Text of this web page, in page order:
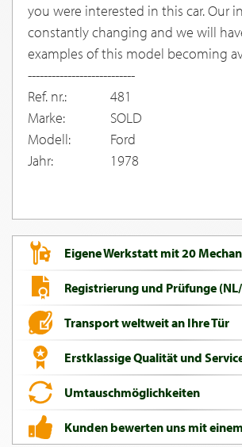
you were interested in this car. Our
constantly changing and we will
examples of this model becoming
---------------------------
Ref. nr.:
481
Marke:
SOLD
Modell:
Ford
Jahr:
1978
Eigene Werkstatt mit 20
Registrierung und Prüfunge
Transport weltweit an Ihre Tür
Erstklassige Qualität und
Umtauschmöglichkeiten
Kunden bewerten uns mit